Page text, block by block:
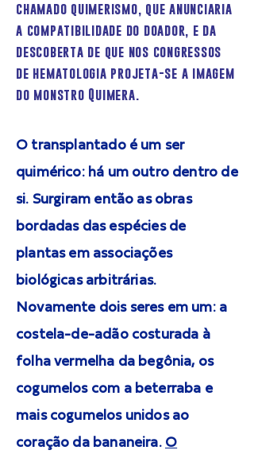
chamado quimerismo, que anunciaria
a compatibilidade do doador, e da
descoberta de que nos congressos
de hematologia projeta-se a imagem
do monstro Quimera.
O transplantado é um ser
quimérico: há um outro dentro de
si. Surgiram então as obras
bordadas das espécies de
plantas em associações
biológicas arbitrárias.
Novamente dois seres em um: a
costela-de-adão costurada à
folha vermelha da begônia, os
cogumelos com a beterraba e
mais cogumelos unidos ao
coração da bananeira. O